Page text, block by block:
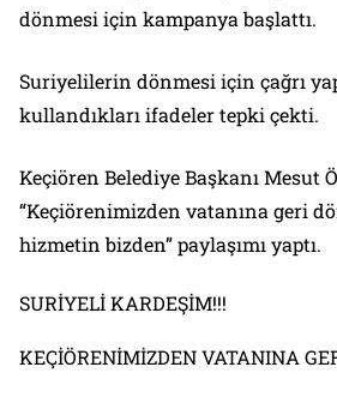
dönmesi için kampanya başlattı.
Suriyelilerin dönmesi için çağrı
kullandıkları ifadeler tepki çekti.
Keçiören Belediye Başkanı Mesut
“Keçiörenimizden vatanına geri
hizmetin bizden” paylaşımı yaptı.
SURİYELİ KARDEŞİM!!!
KEÇİÖRENİMİZDEN VATANINA